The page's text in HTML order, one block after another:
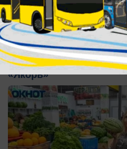
вчера в 18:24
Общество
Август - время
«Якорь»